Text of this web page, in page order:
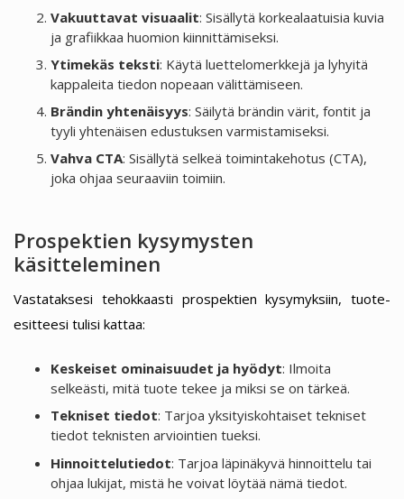
Vakuuttavat visuaalit: Sisällytä korkealaatuisia kuvia
ja grafiikkaa huomion kiinnittämiseksi.
Ytimekäs teksti: Käytä luettelomerkkejä ja lyhyitä
kappaleita tiedon nopeaan välittämiseen.
Brändin yhtenäisyys: Säilytä brändin värit, fontit ja
tyyli yhtenäisen edustuksen varmistamiseksi.
Vahva CTA: Sisällytä selkeä toimintakehotus (CTA),
joka ohjaa seuraaviin toimiin.
Prospektien kysymysten
käsitteleminen
Vastataksesi tehokkaasti prospektien kysymyksiin, tuote-
esitteesi tulisi kattaa:
Keskeiset ominaisuudet ja hyödyt: Ilmoita
selkeästi, mitä tuote tekee ja miksi se on tärkeä.
Tekniset tiedot: Tarjoa yksityiskohtaiset tekniset
tiedot teknisten arviointien tueksi.
Hinnoittelutiedot: Tarjoa läpinäkyvä hinnoittelu tai
ohjaa lukijat, mistä he voivat löytää nämä tiedot.